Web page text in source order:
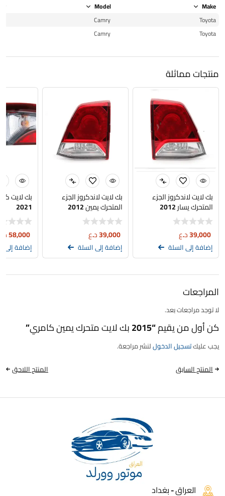
Make
Model
Toyota
Camry
Toyota
Camry
منتجات مماثلة
بك لايت لاندكروز الجزء
المتحرك يسار 2012
39,000د.ع
إضافة إلى السلة
بك لايت لاندكروز الجزء
المتحرك يمين 2012
39,000د.ع
إضافة إلى السلة
بك لايت
2021
58,000
إضافة إلى
المراجعات
لا توجد مراجعات بعد.
كن أول من يقيم “2015 بك لايت متحرك يمين كامري”
يجب عليكتسجيل الدخوللنشر مراجعة.
المنتج السابق
المنتج اللاحق
العراق - بغداد